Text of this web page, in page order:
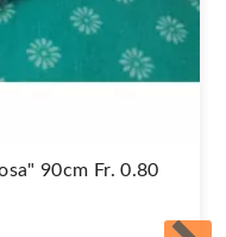
90cm Fr. 0.80